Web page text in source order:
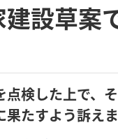
設草案
検した上で、
たすよう訴えま